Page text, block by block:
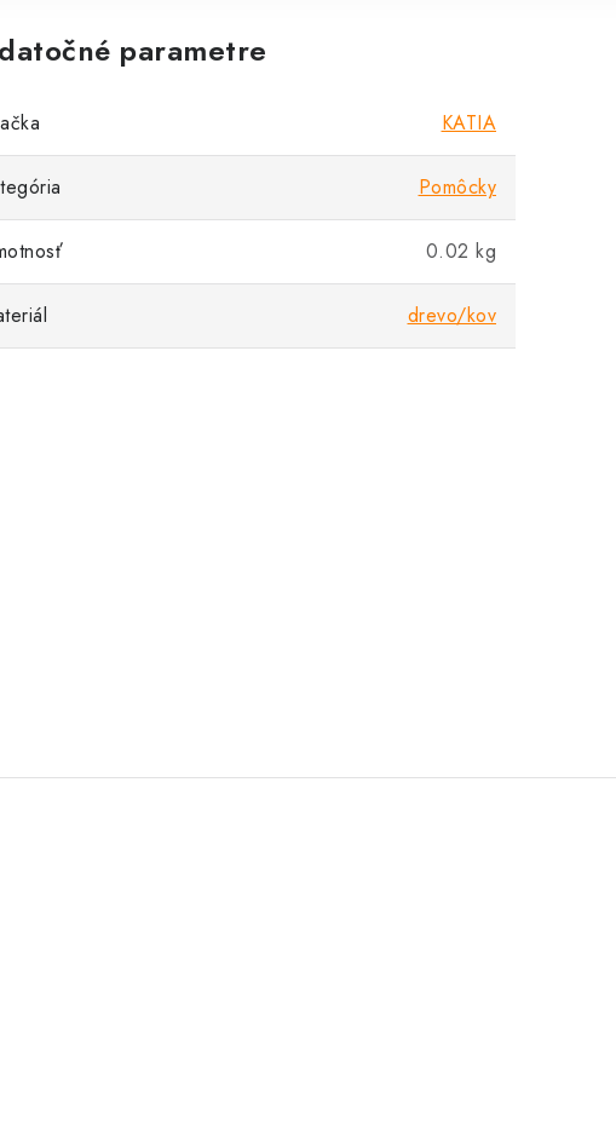
parametre
KATIA
Pomôcky
0.02 kg
drevo/kov